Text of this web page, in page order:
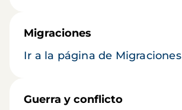
Migraciones
Ir a la página de Migraciones
Guerra y conflicto